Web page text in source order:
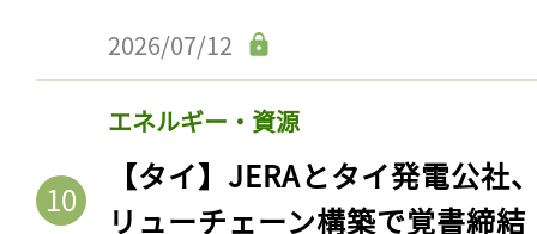
2026/07/12
エネルギー・資源
【タイ】JERAとタイ発電公社
リューチェーン構築で覚書締結